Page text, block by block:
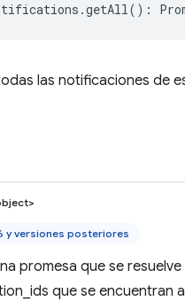
.getAll() :
las notificaciones de
y versiones posteriores
promesa que se
que se encuentran